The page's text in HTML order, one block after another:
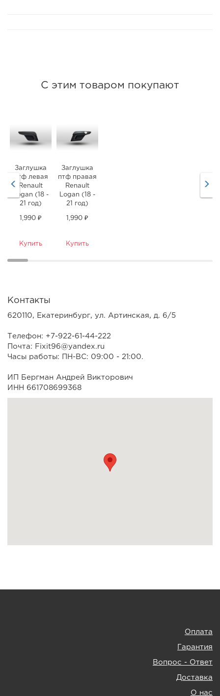
С этим товаром покупают
Заглушка
птф левая
Renault
Logan (18 -
21 год)
1,990 ₽
Купить
Заглушка
птф правая
Renault
Logan (18 -
21 год)
1,990 ₽
Купить
Контакты
620110, Екатеринбург, ул. Артинская, д. 6/5
Телефон: +7-922-61-44-222
Почта: Fixit96@yandex.ru
Часы работы: ПН-ВС: 09:00 - 21:00.
ИП Бергман Андрей Викторович
ИНН 661708699368
Оплата
Гарантия
Вопрос - Ответ
Доставка
О нас